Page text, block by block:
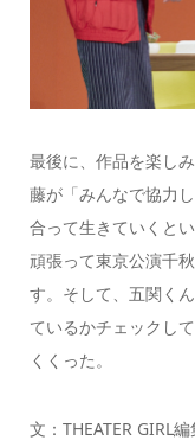
最後に、作品を楽し
藤が「みんなで協力
合って生きていくと
頑張って東京公演千
す。そして、五関く
ているかチェックし
くくった。
文：THEATER GIRL編